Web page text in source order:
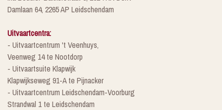
Damlaan 64, 2265 AP Leidschendam
Uitvaartcentra:
- Uitvaartcentrum 't Veenhuys,
Veenweg 14 te Nootdorp
- Uitvaartsuite Klapwijk
Klapwijkseweg 91-A te Pijnacker
- Uitvaartcentrum Leidschendam-Voorburg
Strandwal 1 te Leidschendam